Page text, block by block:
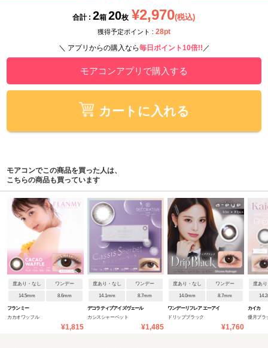
合計 : 2箱 20枚 ¥2,970(税込)
獲得予定ポイント : 28pt
＼ アプリからの購入なら毎日ポイント10倍!! ／
モアコンアプリで購入する
カートに入れる
モアコンでこの商品を買った人は、
こちらの商品も買っています
度あり・なし ワンデー
14.5mm 8.6mm
フランミー
カカオワッフル
¥1,815
度あり・なし ワンデー
14.1mm 8.7mm
デコラティブアイズヴェール
カシスシャーベット
¥1,485
度あり・なし ワンデー
14.0mm 8.7mm
ワンデーリフレア エーアイ
ドリップブラック
¥1,760
度あ
カイカ
優月ブラ